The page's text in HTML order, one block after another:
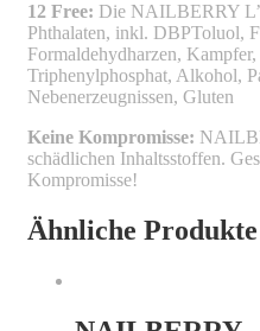
12 Free: Die NAILBERRY
Phthalaten, inkl. DBPToluol,
Formaldehydharzen,
Triphenylphosphat, Alkohol,
Nebenerzeugnissen, Gluten
Keine Kompromisse:
schädlichen Inhaltsstoffen.
Kompromisse!
Ähnliche Produkte